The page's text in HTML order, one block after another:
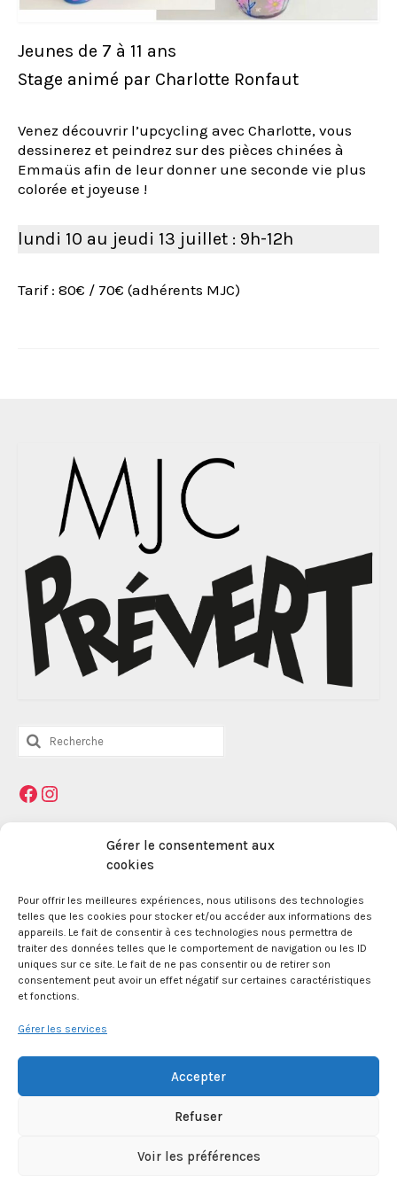
Gérer le consentement aux
cookies
Pour offrir les meilleures expériences, nous utilisons des technologies
telles que les cookies pour stocker et/ou accéder aux informations des
appareils. Le fait de consentir à ces technologies nous permettra de
traiter des données telles que le comportement de navigation ou les ID
uniques sur ce site. Le fait de ne pas consentir ou de retirer son
consentement peut avoir un effet négatif sur certaines caractéristiques
et fonctions.
Gérer les services
Accepter
Refuser
Voir les préférences
Jeunes de 7 à 11 ans
Stage animé par Charlotte Ronfaut
Venez découvrir l’upcycling avec Charlotte, vous
dessinerez et peindrez sur des pièces chinées à
Emmaüs afin de leur donner une seconde vie plus
colorée et joyeuse !
lundi 10 au jeudi 13 juillet : 9h-12h
Tarif : 80€ / 70€ (adhérents MJC)
Rechercher
:
Facebook
Instagram
Mentions légales
La Maison des Jeunes et de la Culture Jacques
Prévert est une association enregistrée le 09
décembre 1959 auprès de la Préfecture des Bouches
du Rhône.
Provence.
SIRET 381 083 880 00017